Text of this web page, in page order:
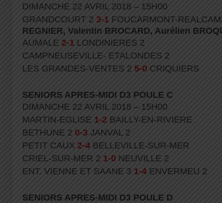
DIMANCHE 22 AVRIL 2018 – 15H00
GRANDCOURT 2 3-1 FOUCARMONT-
REGNIER, Valentin BROCARD, Aurélien
AUMALE 2-1 LONDINIERES 2
CAMPNEUSEVILLE- ETALONDES 2
LES GRANDES-VENTES 2 5-0 CRIQUIERS
SENIORS APRES-MIDI D3 POULE C
DIMANCHE 22 AVRIL 2018 – 15H00
MARTIN-EGLISE 1-2 BAILLY-EN-RIVIERE
BETHUNE 2 0-3 JANVAL 2
PETIT CAUX 2-4 BELLEVILLE-SUR-MER
CRIEL-SUR-MER 2 1-0 NEUVILLE 2
ENT. VIENNE ET SAANE 3 1-4 ENVERMEU 2
SENIORS APRES-MIDI D3 POULE D